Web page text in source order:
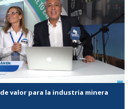
valor para la industria minera